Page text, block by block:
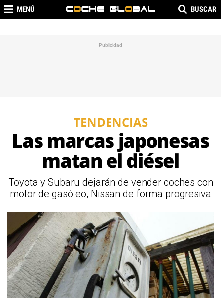
MENÚ BUSCAR
TENDENCIAS
Las marcas japonesas
matan el diésel
Toyota y Subaru dejarán de vender coches con
motor de gasóleo, Nissan de forma progresiva